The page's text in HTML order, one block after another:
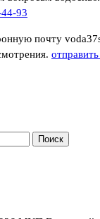
93
почту